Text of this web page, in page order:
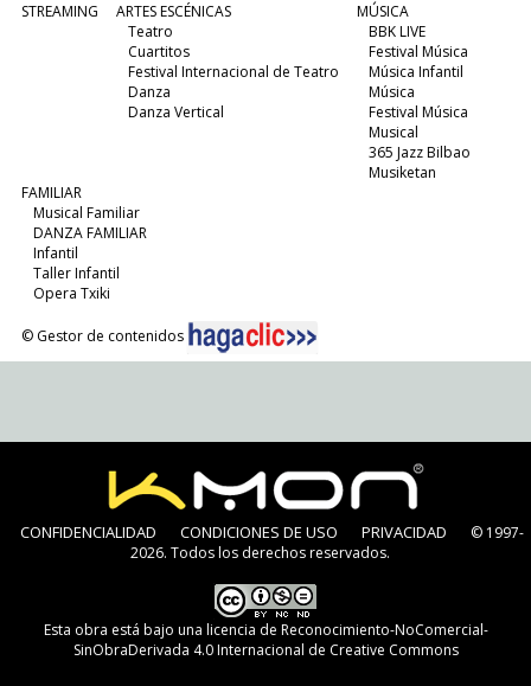
STREAMING
ARTES ESCÉNICAS
Teatro
Cuartitos
Festival Internacional de Teatro
Danza
Danza Vertical
MÚSICA
BBK LIVE
Festival Música
Música Infantil
Música
Festival Música
Musical
365 Jazz Bilbao
Musiketan
FAMILIAR
Musical Familiar
DANZA FAMILIAR
Infantil
Taller Infantil
Opera Txiki
© Gestor de contenidos
CONFIDENCIALIDAD CONDICIONES DE USO PRIVACIDAD
© 1997-
2026. Todos los derechos reservados.
Esta obra está bajo una licencia de Reconocimiento-NoComercial-
SinObraDerivada 4.0 Internacional de Creative Commons